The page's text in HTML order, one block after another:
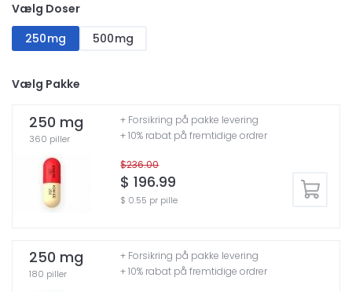
Vælg Doser
250mg
500mg
Vælg Pakke
250 mg
360 piller
$236.00
$ 196.99
$ 0.55 pr pille
+ Forsikring på pakke levering
+ 10% rabat på fremtidige ordrer
250 mg
180 piller
+ Forsikring på pakke levering
+ 10% rabat på fremtidige ordrer